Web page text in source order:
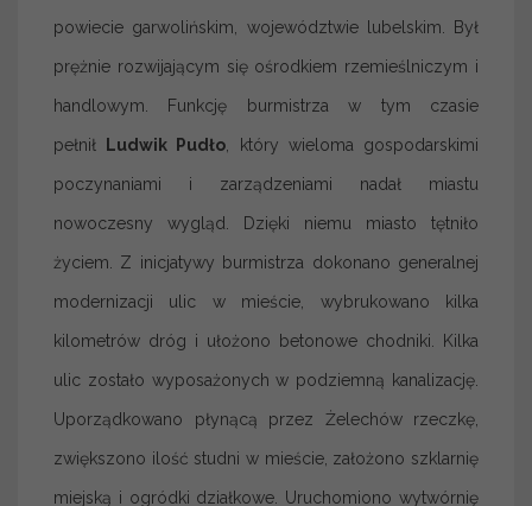
powiecie garwolińskim, województwie lubelskim. Był
prężnie rozwijającym się ośrodkiem rzemieślniczym i
handlowym. Funkcję burmistrza w tym czasie
pełnił Ludwik Pudło , który wieloma gospodarskimi
poczynaniami i zarządzeniami nadał miastu
nowoczesny wygląd. Dzięki niemu miasto tętniło
życiem. Z inicjatywy burmistrza dokonano generalnej
modernizacji ulic w mieście, wybrukowano kilka
kilometrów dróg i ułożono betonowe chodniki. Kilka
ulic zostało wyposażonych w podziemną kanalizację.
Uporządkowano płynącą przez Żelechów rzeczkę,
zwiększono ilość studni w mieście, założono szklarnię
miejską i ogródki działkowe. Uruchomiono wytwórnię